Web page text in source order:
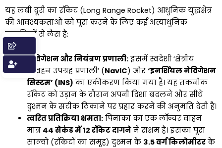
यह लंबी दूरी का रॉकेट (Long Range Rocket) आधुनिक युद्धक्षेत्र
की आवश्यकताओं को पूरा करने के लिए कई अत्याधुनिक
प्रणालियों से लैस है:
नेविगेशन और नियंत्रण प्रणाली:इसमें स्वदेशी ‘क्षेत्रीय
नौवहन उपग्रह प्रणाली’ (NavIC) और ‘इनर्शियल नेविगेशन
सिस्टम’ (INS) का एकीकरण किया गया है। यह तकनीक
रॉकेट को उड़ान के दौरान अपनी दिशा बदलने और सीधे
दुश्मन के सटीक ठिकाने पर प्रहार करने की अनुमति देती है।
त्वरित प्रतिक्रिया क्षमता:पिनाका का एक लॉन्चर वाहन
मात्र 44 सेकंड में 12 रॉकेट दागनेमें सक्षम है। इसका पूरा
साल्वो (रॉकेटों का समूह) दुश्मन के 3.5 वर्ग किलोमीटरके